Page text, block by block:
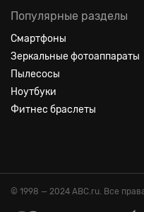
Популярные разделы
Смартфоны
Зеркальные фотоаппараты
Пылесосы
Ноутбуки
Фитнес браслеты
© 1998 — 2024 ABC.ru. Все